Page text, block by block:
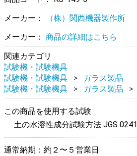
メーカー：
（株）関西機器製作所
メーカー： 商品の詳細はこちら
関連カテゴリ
試験機・試験機具
試験機・試験機具
ガラス製品
試験機・試験機具
ガラス製品
この商品を使用する試験
土の水溶性成分試験方法 JGS 0241
通常納期：約２〜５営業日